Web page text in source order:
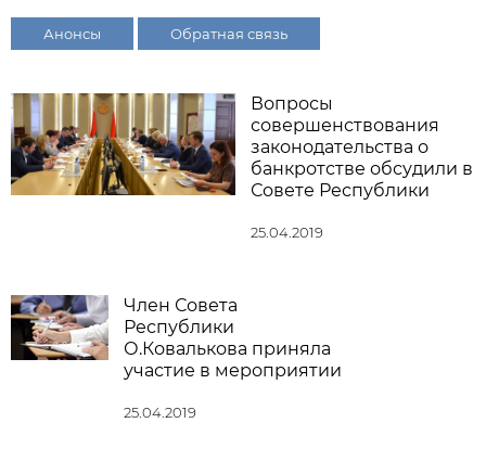
Анонсы Обратная связь
Вопросы
совершенствования
законодательства о
банкротстве обсудили в
Совете Республики
25.04.2019
Член Совета
Республики
О.Ковалькова приняла
участие в мероприятии
25.04.2019